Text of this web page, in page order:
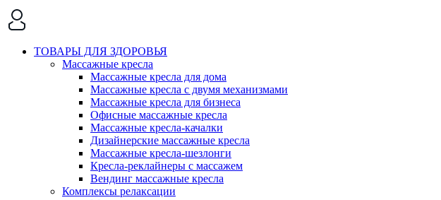
ТОВАРЫ ДЛЯ ЗДОРОВЬЯ
Массажные кресла
Массажные кресла для дома
Массажные кресла с двумя механизмами
Массажные кресла для бизнеса
Офисные массажные кресла
Массажные кресла-качалки
Дизайнерские массажные кресла
Массажные кресла-шезлонги
Кресла-реклайнеры с массажем
Вендинг массажные кресла
Комплексы релаксации